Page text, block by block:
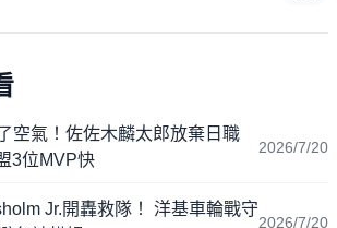
空氣！佐佐木麟太郎放棄日職
3位MVP快
2026/7/20
Jr.開轟救隊！ 洋基車輪戰守
2026/7/20